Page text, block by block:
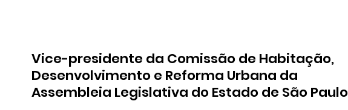
Vice-presidente da Comissão de Habitação,
Desenvolvimento e Reforma Urbana da
Assembleia Legislativa do Estado de São Paulo